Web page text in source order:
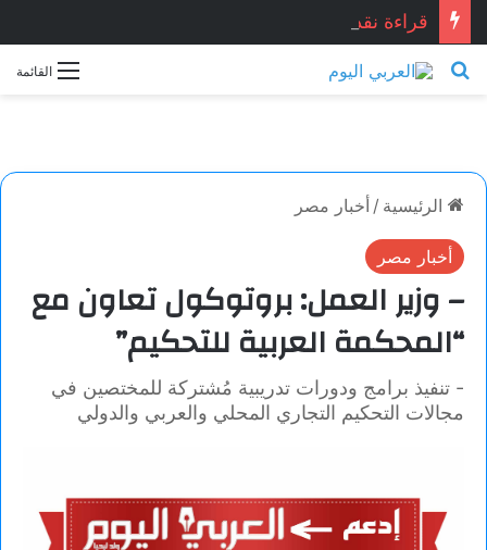
القائمة بحث عن
الرئيسية / أخبار مصر
أخبار مصر
– وزير العمل: بروتوكول تعاون مع
“المحكمة العربية للتحكيم”
- تنفيذ برامج ودورات تدريبية مُشتركة للمختصين في
مجالات التحكيم التجاري المحلي والعربي والدولي